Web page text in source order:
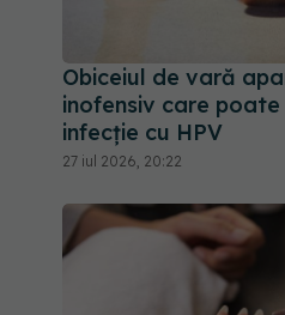
Obiceiul de vară
inofensiv care
infecție cu HPV
27 iul 2026, 20:22